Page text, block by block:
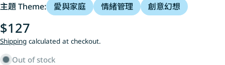
主題 Theme: 愛與家庭 情緒管理 創意幻想
Regular
price
$127
Shipping calculated at checkout.
Out of stock